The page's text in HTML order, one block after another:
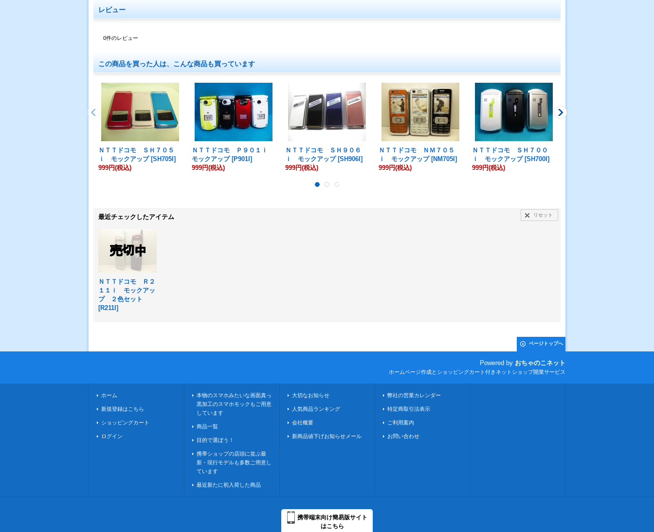
レビュー
0件のレビュー
この商品を買った人は、こんな商品も買っています
ＮＴＴドコモ ＳＨ７０５
ｉ モックアップ [SH705I ]
999円(税込)
ＮＴＴドコモ Ｐ９０１ｉ
モックアップ [P901I ]
999円(税込)
ＮＴＴドコモ ＳＨ９０６
ｉ モックアップ [SH906I ]
999円(税込)
ＮＴＴドコモ ＮＭ７０５
ｉ モックアップ [NM705I ]
999円(税込)
ＮＴＴドコモ ＳＨ７００
ｉ モックアップ [SH700I ]
999円(税込)
最近チェックしたアイテム リセット
ＮＴＴドコモ Ｒ２
１１ｉ モックアッ
プ ２色セット
[R211I ]
ページトップへ
Powered by おちゃのこネット
ホームページ作成とショッピングカート付きネットショップ開業サービス
ホーム
新規登録はこちら
ショッピングカート
ログイン
本物のスマホみたいな画面真っ
黒加工のスマホモックもご用意
しています
商品一覧
目的で選ぼう！
携帯ショップの店頭に並ぶ最
新・現行モデルも多数ご用意し
ています
最近新たに初入荷した商品
大切なお知らせ
人気商品ランキング
会社概要
新商品値下げお知らせメール
弊社の営業カレンダー
特定商取引法表示
ご利用案内
お問い合わせ
携帯端末向け簡易版サイト
はこちら